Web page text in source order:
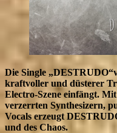
Die Single
kraftvoller und düsterer
Electro-Szene einfängt.
verzerrten Synthesizern,
Vocals erzeugt
und des Chaos.